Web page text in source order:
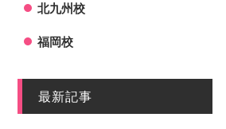
北九州校
福岡校
最新記事